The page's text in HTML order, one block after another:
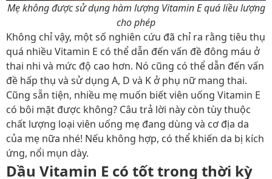
Mẹ không được sử dụng hàm lượng Vitamin E quá liều lượng
cho phép
Không chỉ vậy, một số nghiên cứu đã chỉ ra rằng tiêu thụ
quá nhiều Vitamin E có thể dẫn đến vấn đề đông máu ở
thai nhi và mức độ cao hơn. Nó cũng có thể dẫn đến vấn
đề hấp thụ và sử dụng A, D và K ở phụ nữ mang thai.
Cũng sẵn tiện, nhiều mẹ muốn biếtviên uống Vitamin E
có bôi mặt được không? Câu trả lời này còn tùy thuộc
chất lượng loại viên uống mẹ đang dùng và cơ địa da
của mẹ nữa nhé! Nếu không hợp, có thể khiến da bị kích
ứng, nổi mụn dày.
Dầu Vitamin E có tốt trong thời kỳ